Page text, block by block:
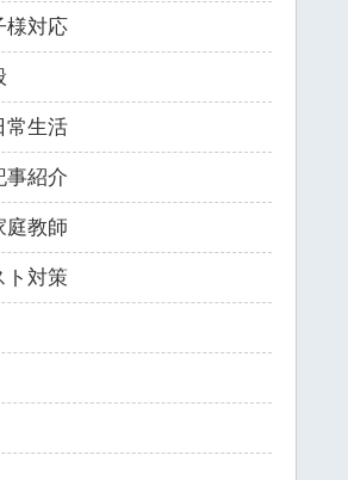
様対応
常生活
事紹介
庭教師
ト対策